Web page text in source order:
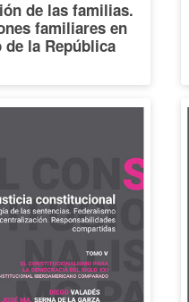
de las familias.
familiares en
de la República